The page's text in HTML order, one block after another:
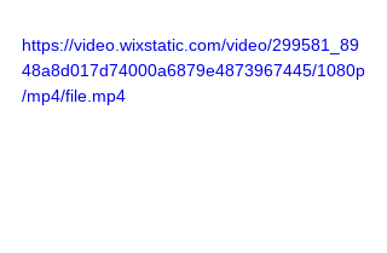
https://video.wixstatic.com/video/299581_89
48a8d017d74000a6879e4873967445/1080p
/mp4/file.mp4